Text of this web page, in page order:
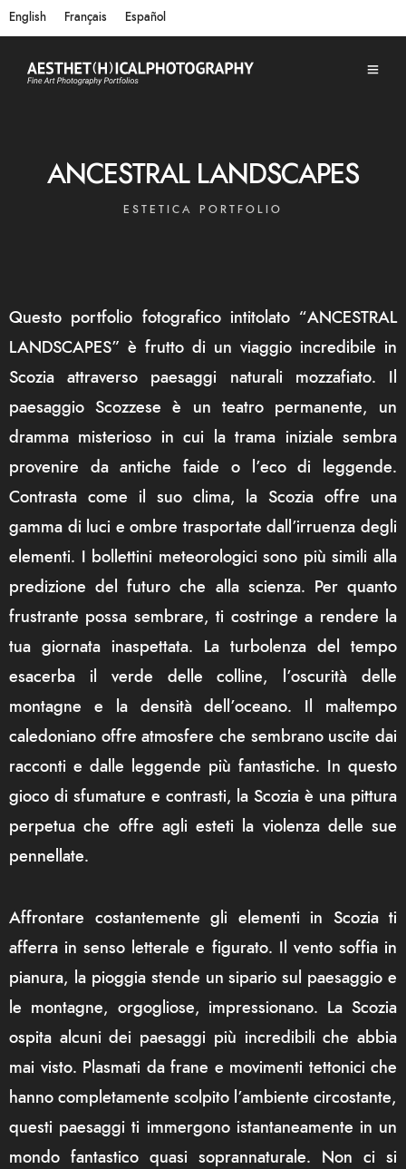
English Français Español
ANCESTRAL LANDSCAPES
ESTETICA PORTFOLIO
Questo portfolio fotografico intitolato “ANCESTRAL
LANDSCAPES” è frutto di un viaggio incredibile in
Scozia attraverso paesaggi naturali mozzafiato. Il
paesaggio Scozzese è un teatro permanente, un
dramma misterioso in cui la trama iniziale sembra
provenire da antiche faide o l’eco di leggende.
Contrasta come il suo clima, la Scozia offre una
gamma di luci e ombre trasportate dall’irruenza degli
elementi. I bollettini meteorologici sono più simili alla
predizione del futuro che alla scienza. Per quanto
frustrante possa sembrare, ti costringe a rendere la
tua giornata inaspettata. La turbolenza del tempo
esacerba il verde delle colline, l’oscurità delle
montagne e la densità dell’oceano. Il maltempo
caledoniano offre atmosfere che sembrano uscite dai
racconti e dalle leggende più fantastiche. In questo
gioco di sfumature e contrasti, la Scozia è una pittura
perpetua che offre agli esteti la violenza delle sue
pennellate.
Affrontare costantemente gli elementi in Scozia ti
afferra in senso letterale e figurato. Il vento soffia in
pianura, la pioggia stende un sipario sul paesaggio e
le montagne, orgogliose, impressionano. La Scozia
ospita alcuni dei paesaggi più incredibili che abbia
mai visto. Plasmati da frane e movimenti tettonici che
hanno completamente scolpito l’ambiente circostante,
questi paesaggi ti immergono istantaneamente in un
mondo fantastico quasi soprannaturale. Non ci si